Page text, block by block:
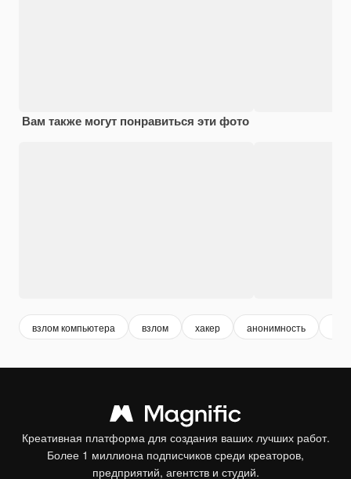
Вам также могут понравиться эти фото
взлом компьютера взлом хакер анонимность
Креативная платформа для создания ваших лучших работ.
Более 1 миллиона подписчиков среди креаторов,
предприятий, агентств и студий.